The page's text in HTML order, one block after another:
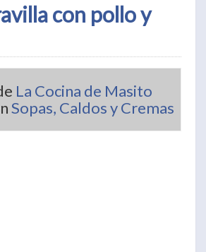
con pollo y
La Cocina de Masito
Sopas, Caldos y Cremas